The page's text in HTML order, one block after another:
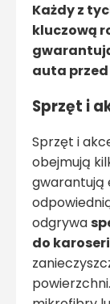
Każdy z
kluczową
auta
Sprzęt i
Sprzęt i
obejmują
gwarantują
odgrywa
do